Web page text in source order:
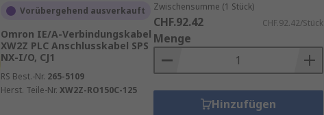
Vorübergehend ausverkauft
Omron IE/A-Verbindungskabel
XW2Z PLC Anschlusskabel SPS
NX-I/O, CJ1
RS Best.-Nr. 265-5109
Herst. Teile-Nr. XW2Z-RO150C-125
Zwischensumme (1 Stück)
CHF.92.42 CHF.92.42/Stück
Menge
Hinzufügen